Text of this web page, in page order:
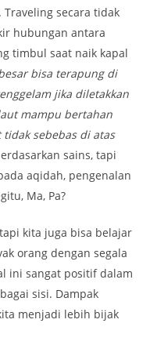
secara tidak
hubungan antara
timbul saat naik kapal
bisa terapung di
jika diletakkan
mampu bertahan
sebebas di atas
sains, tapi
aqidah, pengenalan
Ma, Pa?
kita juga bisa belajar
orang dengan segala
ini sangat positif dalam
sisi. Dampak
menjadi lebih bijak